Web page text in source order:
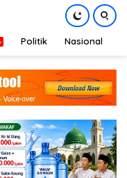
Politik Nasional